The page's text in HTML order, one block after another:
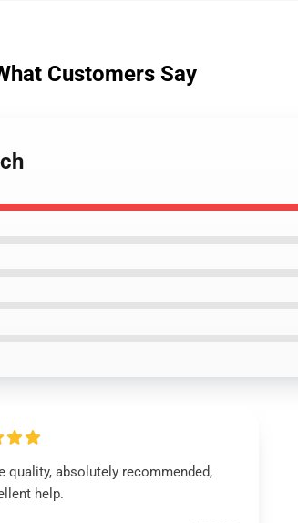
Customers Say
quality, absolutely recommended,
help.